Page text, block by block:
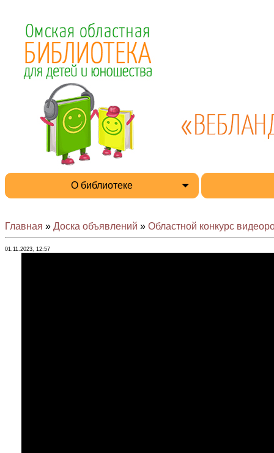
О библиотеке
Главная » Доска объявлений » Областной конкурс
01.11.2023, 12:57